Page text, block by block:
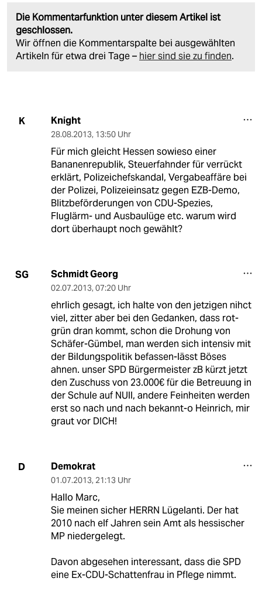
Die Kommentarfunktion unter diesem Artikel ist
geschlossen.
Wir öffnen die Kommentarspalte bei ausgewählten
Artikeln für etwa drei Tage – hier sind sie zu finden.
K Knight
28.08.2013, 13:50 Uhr
Für mich gleicht Hessen sowieso einer
Bananenrepublik, Steuerfahnder für verrückt
erklärt, Polizeichefskandal, Vergabeaffäre bei
der Polizei, Polizeieinsatz gegen EZB-Demo,
Blitzbeförderungen von CDU-Spezies,
Fluglärm- und Ausbaulüge etc. warum wird
dort überhaupt noch gewählt?
SG Schmidt Georg
02.07.2013, 07:20 Uhr
ehrlich gesagt, ich halte von den jetzigen nihct
viel, zitter aber bei den Gedanken, dass rot-
grün dran kommt, schon die Drohung von
Schäfer-Gümbel, man werden sich intensiv mit
der Bildungspolitik befassen-lässt Böses
ahnen. unser SPD Bürgermeister zB kürzt jetzt
den Zuschuss von 23.000€ für die Betreuung in
der Schule auf NUll, andere Feinheiten werden
erst so nach und nach bekannt-o Heinrich, mir
graut vor DICH!
D Demokrat
01.07.2013, 21:13 Uhr
Hallo Marc,
Sie meinen sicher HERRN Lügelanti. Der hat
2010 nach elf Jahren sein Amt als hessischer
MP niedergelegt.
Davon abgesehen interessant, dass die SPD
eine Ex-CDU-Schattenfrau in Pflege nimmt.